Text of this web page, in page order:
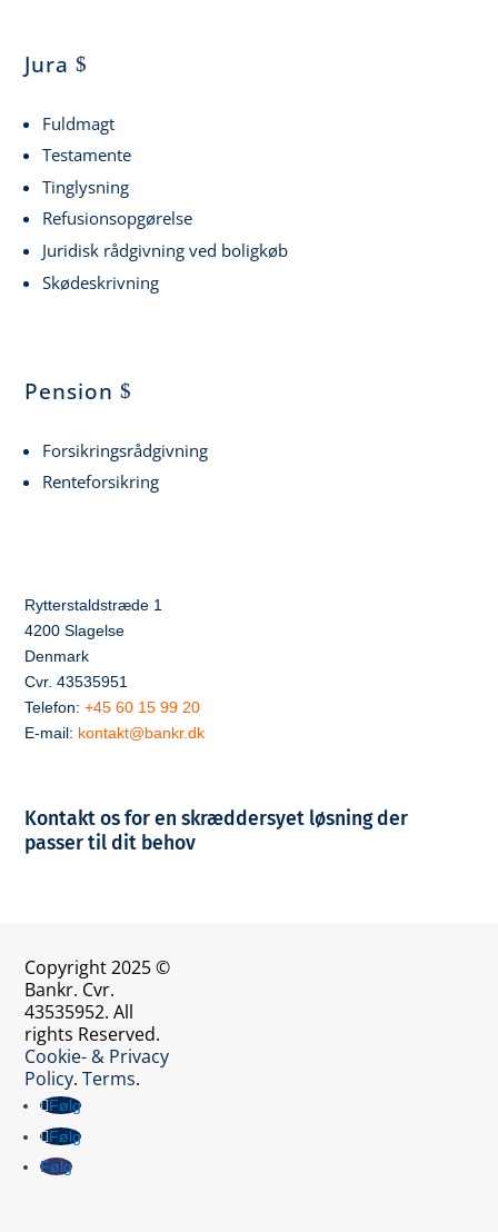
Jura
Fuldmagt
Testamente
Tinglysning
Refusionsopgørelse
Juridisk rådgivning ved boligkøb
Skødeskrivning
Pension
Forsikringsrådgivning
Renteforsikring
Rytterstaldstræde 1
4200 Slagelse
Denmark
Cvr. 43535951
Telefon:+45 60 15 99 20
E-mail: kontakt@bankr.dk
Kontakt os for en skræddersyet løsning der
passer til dit behov
Copyright 2025 ©
Bankr. Cvr.
43535952. All
rights Reserved.
Cookie- & Privacy
Policy.Terms.
Følg
Følg
Følg